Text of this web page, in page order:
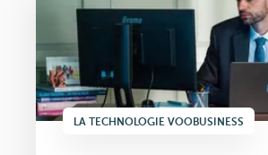
LA TECHNOLOGIE VOOBUSINESS